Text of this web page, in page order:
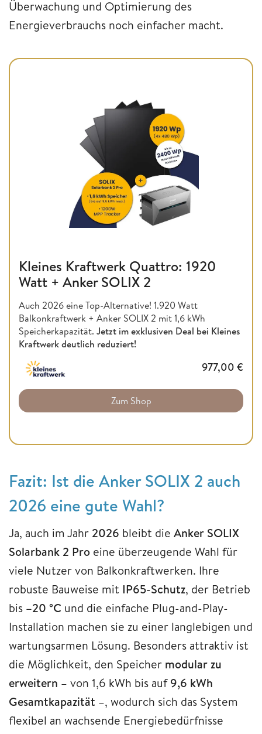
Überwachung und Optimierung des
Energieverbrauchs noch einfacher macht.
Kleines Kraftwerk Quattro: 1920
Watt + Anker SOLIX 2
Auch 2026 eine Top-Alternative! 1.920 Watt
Balkonkraftwerk + Anker SOLIX 2 mit 1,6 kWh
Speicherkapazität. Jetzt im exklusiven Deal bei Kleines
Kraftwerk deutlich reduziert!
977,00 €
Zum Shop
Fazit: Ist die Anker SOLIX 2 auch
2026 eine gute Wahl?
Ja, auch im Jahr 2026 bleibt die Anker SOLIX
Solarbank 2 Pro eine überzeugende Wahl für
viele Nutzer von Balkonkraftwerken. Ihre
robuste Bauweise mit IP65-Schutz, der Betrieb
bis –20 °C und die einfache Plug-and-Play-
Installation machen sie zu einer langlebigen und
wartungsarmen Lösung. Besonders attraktiv ist
die Möglichkeit, den Speicher modular zu
erweitern – von 1,6 kWh bis auf9,6 kWh
Gesamtkapazität –, wodurch sich das System
flexibel an wachsende Energiebedürfnisse